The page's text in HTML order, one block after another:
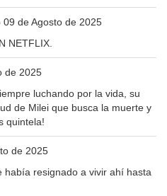
09 de Agosto de 2025
NETFLIX.
de 2025
luchando por la vida, su
de Milei que busca la muerte y
quintela!
de 2025
había resignado a vivir ahí hasta